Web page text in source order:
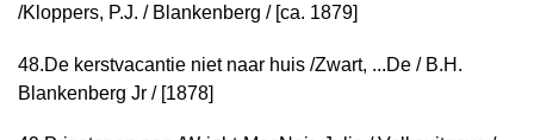
/Kloppers, P.J. / Blankenberg / [ca. 1879]
48.De kerstvacantie niet naar huis /Zwart, ...De / B.H.
Blankenberg Jr / [1878]